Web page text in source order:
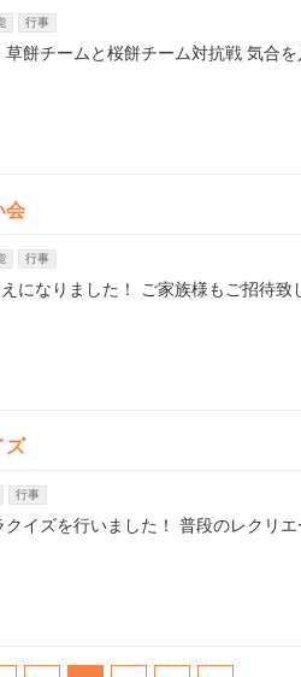
行事
餅チームと桜餅チーム対抗戦 気合を
会
行事
になりました！ ご家族様もご招待致
ズ
行事
イズを行いました！ 普段のレクリエ